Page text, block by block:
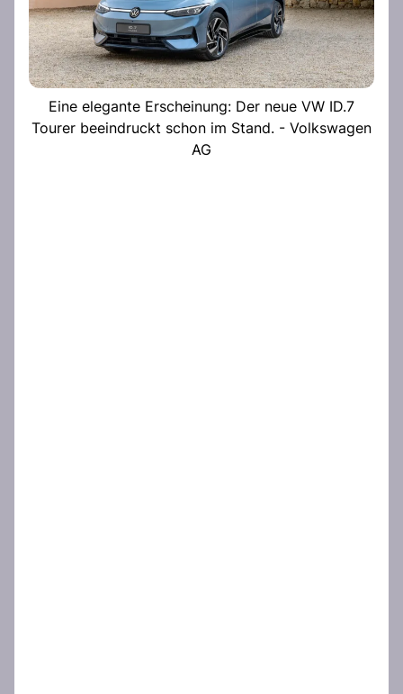
Eine elegante Erscheinung: Der neue VW ID.7
Tourer beeindruckt schon im Stand. - Volkswagen
AG